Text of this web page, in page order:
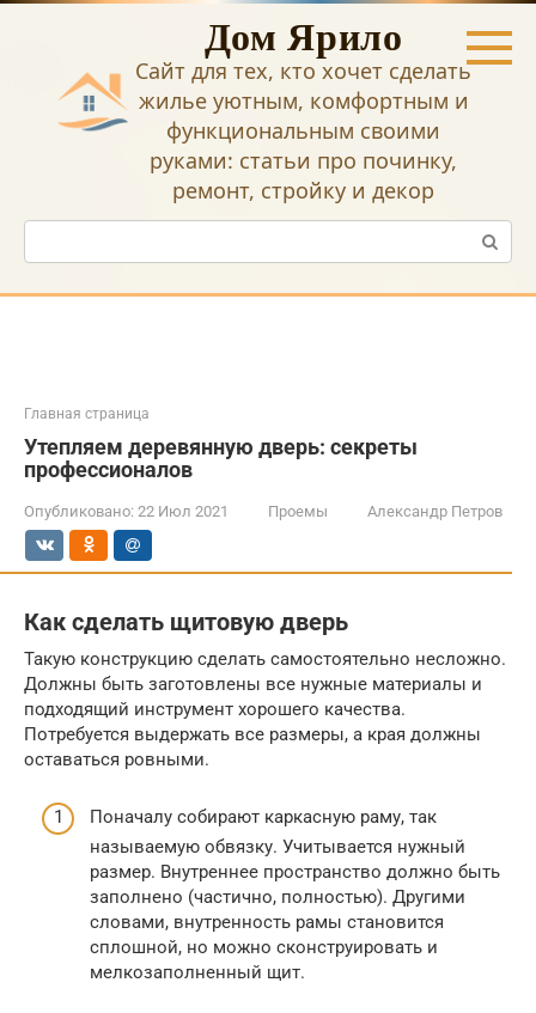
Перейти
Дом Ярило
Сайт для тех, кто хочет сделать
жилье уютным, комфортным и
функциональным своими
руками: статьи про починку,
ремонт, стройку и декор
Поиск:
Главная страница
Утепляем деревянную дверь: секреты
профессионалов
Опубликовано: 22 Июл 2021 Проемы Александр Петров
Как сделать щитовую дверь
Такую конструкцию сделать самостоятельно несложно.
Должны быть заготовлены все нужные материалы и
подходящий инструмент хорошего качества.
Потребуется выдержать все размеры, а края должны
оставаться ровными.
Поначалу собирают каркасную раму, так
называемую обвязку. Учитывается нужный
размер. Внутреннее пространство должно быть
заполнено (частично, полностью). Другими
словами, внутренность рамы становится
сплошной, но можно сконструировать и
мелкозаполненный щит.